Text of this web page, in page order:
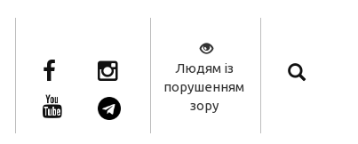
Людям із
порушенням
зору